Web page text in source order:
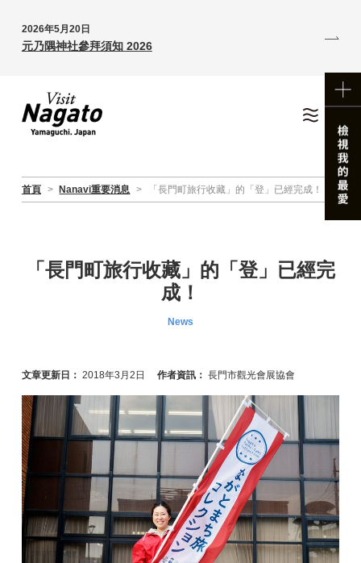
2026年5月20日
元乃隅神社參拜須知 2026
首頁 > Nanavi重要消息 > 「長門町旅行收藏」的「登」已經完成！
「長門町旅行收藏」的「登」已經完
成！
News
文章更新日： 2018年3月2日 作者資訊： 長門市觀光會展協會